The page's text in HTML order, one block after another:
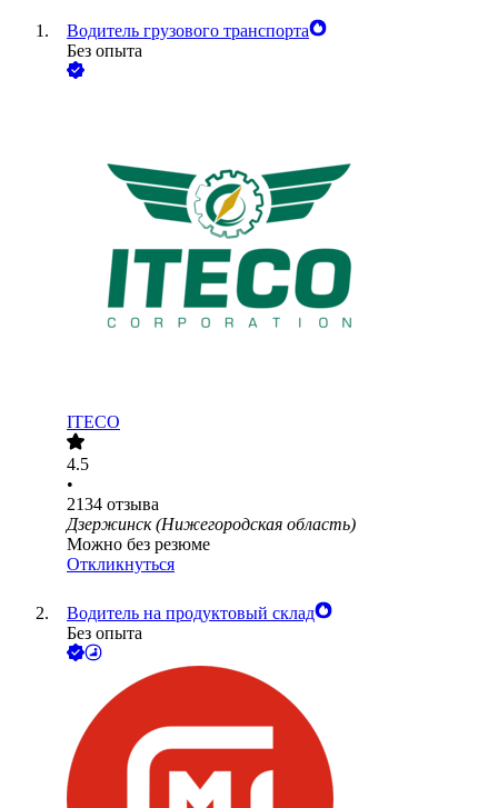
Водитель грузового транспорта
Без опыта
ITECO
4.5
•
2134 отзыва
Дзержинск (Нижегородская область)
Можно без резюме
Откликнуться
Водитель на продуктовый склад
Без опыта